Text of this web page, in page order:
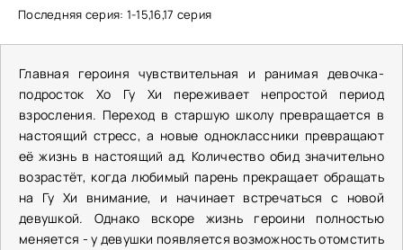
Последняя серия: 1-15,16,17 серия
Главная героиня чувствительная и ранимая девочка-
подросток Хо Гу Хи переживает непростой период
взросления. Переход в старшую школу превращается в
настоящий стресс, а новые одноклассники превращают
её жизнь в настоящий ад. Количество обид значительно
возрастёт, когда любимый парень прекращает обращать
на Гу Хи внимание, и начинает встречаться с новой
девушкой. Однако вскоре жизнь героини полностью
меняется - у девушки появляется возможность отомстить